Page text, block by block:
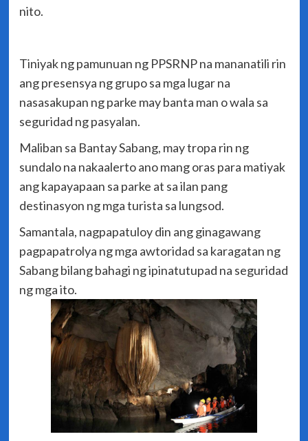
nito.
Tiniyak ng pamunuan ng PPSRNP na mananatili rin
ang presensya ng grupo sa mga lugar na
nasasakupan ng parke may banta man o wala sa
seguridad ng pasyalan.
Maliban sa Bantay Sabang, may tropa rin ng
sundalo na nakaalerto ano mang oras para matiyak
ang kapayapaan sa parke at sa ilan pang
destinasyon ng mga turista sa lungsod.
Samantala, nagpapatuloy din ang ginagawang
pagpapatrolya ng mga awtoridad sa karagatan ng
Sabang bilang bahagi ng ipinatutupad na seguridad
ng mga ito.